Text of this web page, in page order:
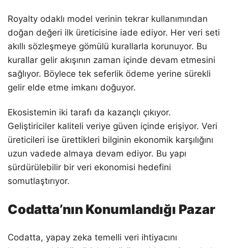
Royalty odaklı model verinin tekrar kullanımından
doğan değeri ilk üreticisine iade ediyor. Her veri seti
akıllı sözleşmeye gömülü kurallarla korunuyor. Bu
kurallar gelir akışının zaman içinde devam etmesini
sağlıyor. Böylece tek seferlik ödeme yerine sürekli
gelir elde etme imkanı doğuyor.
Ekosistemin iki tarafı da kazançlı çıkıyor.
Geliştiriciler kaliteli veriye güven içinde erişiyor. Veri
üreticileri ise ürettikleri bilginin ekonomik karşılığını
uzun vadede almaya devam ediyor. Bu yapı
sürdürülebilir bir veri ekonomisi hedefini
somutlaştırıyor.
Codatta’nın Konumlandığı Pazar
Codatta, yapay zeka temelli veri ihtiyacını